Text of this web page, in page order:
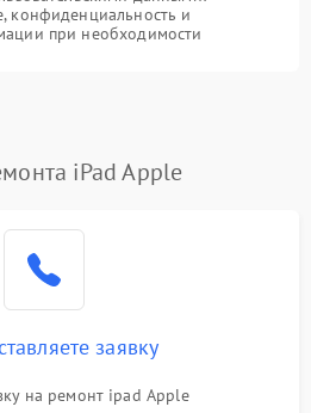
конфиденциальность и
при необходимости
iPad Apple
заявку
на ремонт ipad Apple